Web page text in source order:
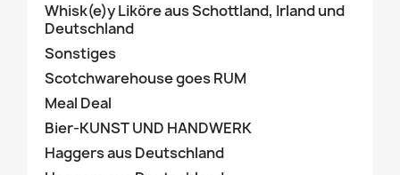
Whisk(e)y Liköre aus Schottland, Irland und
Deutschland
Sonstiges
Scotchwarehouse goes RUM
Meal Deal
Bier-KUNST UND HANDWERK
Haggers aus Deutschland